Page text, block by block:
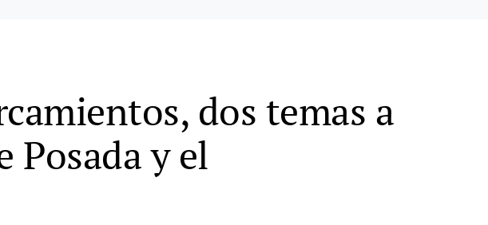
dos temas a
Posada y el